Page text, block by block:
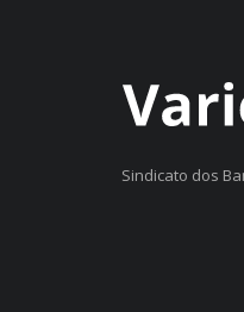
Sindicato dos